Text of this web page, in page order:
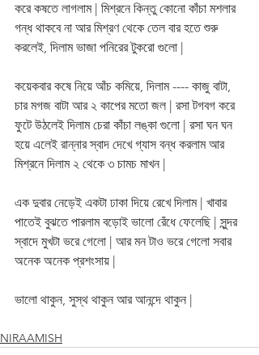
করে কষতে লাগলাম | মিশ্রনে কিন্তু কোনো কাঁচা মশলার
গন্ধ থাকবে না আর মিশ্রণ থেকে তেল বার হতে শুরু
করলেই, দিলাম ভাজা পনিরের টুকরো গুলো |
কয়েকবার কষে নিয়ে আঁচ কমিয়ে, দিলাম ---- কাজু বাটা,
চার মগজ বাটা আর ২ কাপের মতো জল | রসা টগবগ করে
ফুটে উঠলেই দিলাম চেরা কাঁচা লঙ্কা গুলো | রসা ঘন ঘন
হয়ে এলেই রান্নার স্বাদ দেখে গ্যাস বন্ধ করলাম আর
মিশ্রনে দিলাম ২ থেকে ৩ চামচ মাখন |
এক দুবার নেড়েই একটা ঢাকা দিয়ে রেখে দিলাম | খাবার
পাতেই বুঝতে পারলাম বড়োই ভালো রেঁধে ফেলেছি | সুন্দর
স্বাদে মুখটা ভরে গেলো | আর মন টাও ভরে গেলো সবার
অনেক অনেক প্রশংসায় |
ভালো থাকুন, সুস্থ থাকুন আর আনন্দে থাকুন |
NIRAAMISH